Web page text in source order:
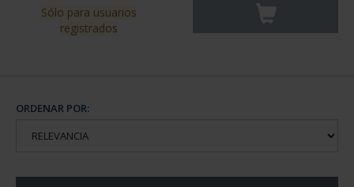
Sólo para usuarios
registrados
ORDENAR POR: